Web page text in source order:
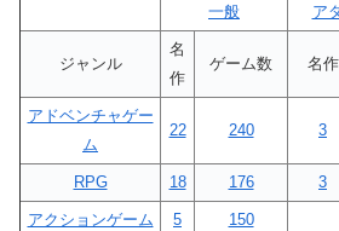
一般 ア
ジャンル
名
作
ゲーム数 名作
アドベンチャゲー
ム
22 240 3
RPG 18 176 3
アクションゲーム 5 150